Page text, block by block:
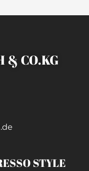
& CO.KG
STYLE